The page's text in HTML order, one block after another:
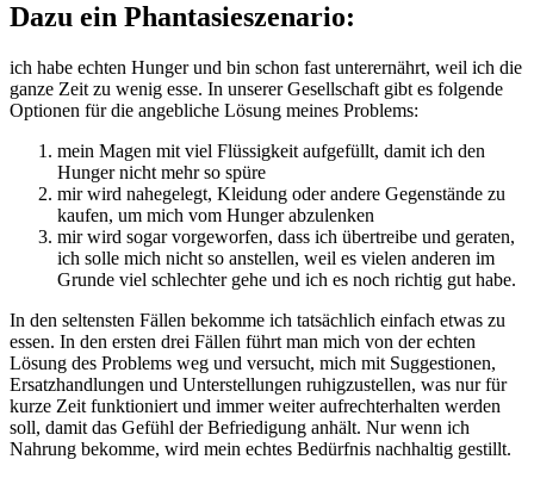
Dazu ein Phantasieszenario:
ich habe echten Hunger und bin schon fast unterernährt, weil ich die
ganze Zeit zu wenig esse. In unserer Gesellschaft gibt es folgende
Optionen für die angebliche Lösung meines Problems:
mein Magen mit viel Flüssigkeit aufgefüllt, damit ich den
Hunger nicht mehr so spüre
mir wird nahegelegt, Kleidung oder andere Gegenstände zu
kaufen, um mich vom Hunger abzulenken
mir wird sogar vorgeworfen, dass ich übertreibe und geraten,
ich solle mich nicht so anstellen, weil es vielen anderen im
Grunde viel schlechter gehe und ich es noch richtig gut habe.
In den seltensten Fällen bekomme ich tatsächlich einfach etwas zu
essen. In den ersten drei Fällen führt man mich von der echten
Lösung des Problems weg und versucht, mich mit Suggestionen,
Ersatzhandlungen und Unterstellungen ruhigzustellen, was nur für
kurze Zeit funktioniert und immer weiter aufrechterhalten werden
soll, damit das Gefühl der Befriedigung anhält. Nur wenn ich
Nahrung bekomme, wird mein echtes Bedürfnis nachhaltig gestillt.